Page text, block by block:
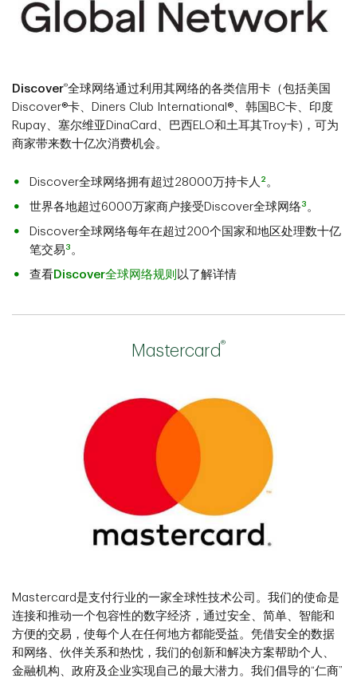
Discover®全球网络通过利用其网络的各类信用卡（包括美国
Discover®卡、Diners Club International®、韩国BC卡、印度
Rupay、塞尔维亚DinaCard、巴西ELO和土耳其Troy卡)，可为
商家带来数十亿次消费机会。
Discover全球网络拥有超过28000万持卡人 2 。
世界各地超过6000万家商户接受Discover全球网络 3 。
Discover全球网络每年在超过200个国家和地区处理数十亿
笔交易 3 。
查看Discover全球网络规则 以了解详情
Mastercard®
Mastercard是支付行业的一家全球性技术公司。我们的使命是
连接和推动一个包容性的数字经济，通过安全、简单、智能和
方便的交易，使每个人在任何地方都能受益。凭借安全的数据
和网络、伙伴关系和热忱，我们的创新和解决方案帮助个人、
金融机构、政府及企业实现自己的最大潜力。我们倡导的“仁商”